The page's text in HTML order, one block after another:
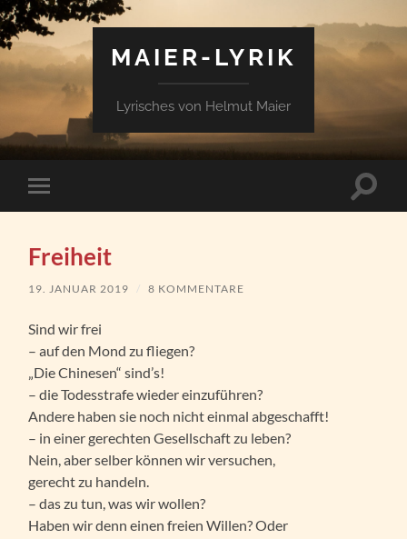
MAIER-LYRIK
Lyrisches von Helmut Maier
Mobile-
Menü
Freiheit
19. JANUAR 2019 / 8 KOMMENTARE
Sind wir frei
– auf den Mond zu fliegen?
„Die Chinesen“ sind’s!
– die Todesstrafe wieder einzuführen?
Andere haben sie noch nicht einmal abgeschafft!
– in einer gerechten Gesellschaft zu leben?
Nein, aber selber können wir versuchen,
gerecht zu handeln.
– das zu tun, was wir wollen?
Haben wir denn einen freien Willen? Oder